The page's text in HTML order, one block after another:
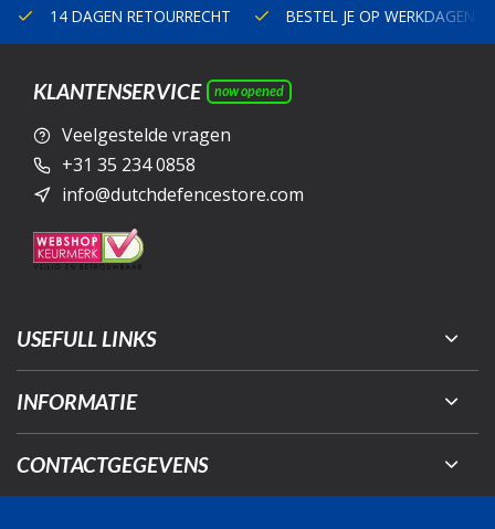
14 DAGEN RETOURRECHT BESTEL JE OP WERKDAGEN
KLANTENSERVICE now opened
Veelgestelde vragen
+31 35 234 0858
info@dutchdefencestore.com
USEFULL LINKS
INFORMATIE
CONTACTGEGEVENS